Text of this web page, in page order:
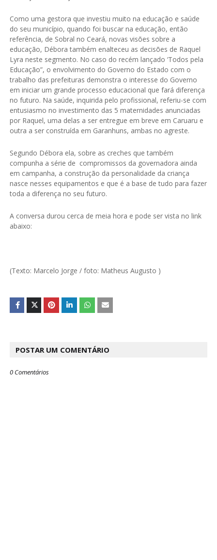
Como uma gestora que investiu muito na educação e saúde
do seu município, quando foi buscar na educação, então
referência, de Sobral no Ceará, novas visões sobre a
educação, Débora também enalteceu as decisões de Raquel
Lyra neste segmento. No caso do recém lançado ‘Todos pela
Educação”, o envolvimento do Governo do Estado com o
trabalho das prefeituras demonstra o interesse do Governo
em iniciar um grande processo educacional que fará diferença
no futuro. Na saúde, inquirida pelo profissional, referiu-se com
entusiasmo no investimento das 5 maternidades anunciadas
por Raquel, uma delas a ser entregue em breve em Caruaru e
outra a ser construída em Garanhuns, ambas no agreste.
Segundo Débora ela, sobre as creches que também
compunha a série de compromissos da governadora ainda
em campanha, a construção da personalidade da criança
nasce nesses equipamentos e que é a base de tudo para fazer
toda a diferença no seu futuro.
A conversa durou cerca de meia hora e pode ser vista no link
abaixo:
(Texto: Marcelo Jorge / foto: Matheus Augusto )
POSTAR UM COMENTÁRIO
0 Comentários